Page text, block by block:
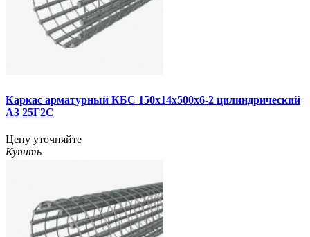
Каркас арматурный КБС 150х14х500х6-2 цилиндрический
А3 25Г2С
Цену уточняйте
Купить